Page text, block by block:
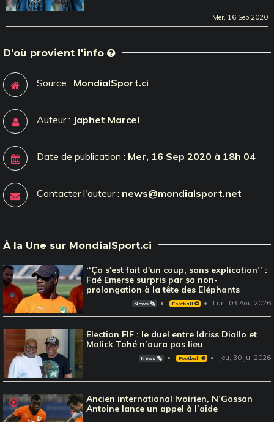
Mer, 16 Sep 2020
D'où provient l'info
Source : MondialSport.ci
Auteur : Japhet Marcel
Date de publication : Mer, 16 Sep 2020 à 18h 04
Contacter l'auteur : news@mondialsport.net
À la Une sur MondialSport.ci
‘‘Ça s'est fait d'un coup, sans explication’’ :
Faé Emerse surpris par sa non-
prolongation à la tête des Eléphants
News 🗞️ Football ⚽️ Lun, 03 Aou 2026
Election FIF : le duel entre Idriss Diallo et
Malick Tohé n’aura pas lieu
News 🗞️ Football ⚽️ Jeu, 30 Jul 2026
Ancien international Ivoirien, N’Gossan
Antoine lance un appel à l’aide